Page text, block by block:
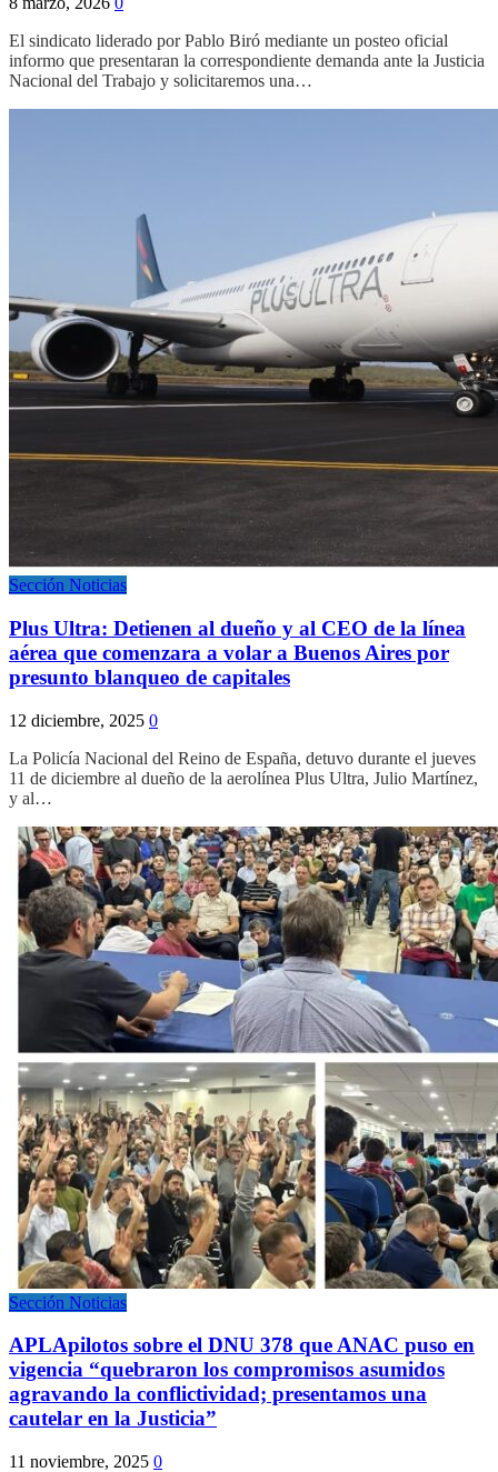
El sindicato liderado por Pablo Biró mediante un posteo oficial
informo que presentaran la correspondiente demanda ante la Justicia
Nacional del Trabajo y solicitaremos una…
Sección Noticias
Plus Ultra: Detienen al dueño y al CEO de la línea
aérea que comenzara a volar a Buenos Aires por
presunto blanqueo de capitales
12 diciembre, 2025 0
La Policía Nacional del Reino de España, detuvo durante el jueves
11 de diciembre al dueño de la aerolínea Plus Ultra, Julio Martínez,
y al…
Sección Noticias
APLApilotos sobre el DNU 378 que ANAC puso en
vigencia “quebraron los compromisos asumidos
agravando la conflictividad; presentamos una
cautelar en la Justicia”
11 noviembre, 2025 0